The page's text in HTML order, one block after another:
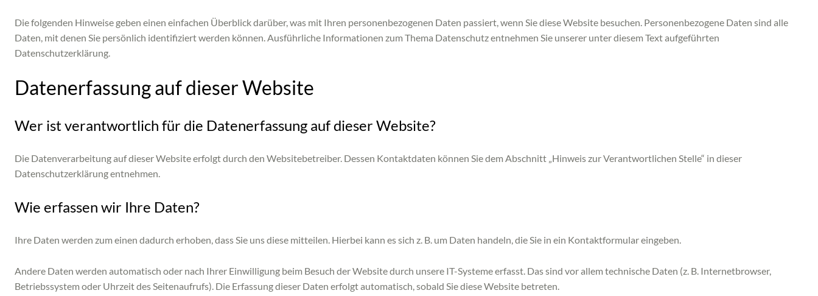
Die folgenden Hinweise geben einen einfachen Überblick darüber, was mit Ihren personenbezogenen Daten passiert, wenn Sie diese Website besuchen. Personenbezogene Daten sind alle
Daten, mit denen Sie persönlich identifiziert werden können. Ausführliche Informationen zum Thema Datenschutz entnehmen Sie unserer unter diesem Text aufgeführten
Datenschutzerklärung.
Datenerfassung auf dieser Website
Wer ist verantwortlich für die Datenerfassung auf dieser Website?
Die Datenverarbeitung auf dieser Website erfolgt durch den Websitebetreiber. Dessen Kontaktdaten können Sie dem Abschnitt „Hinweis zur Verantwortlichen Stelle“ in dieser
Datenschutzerklärung entnehmen.
Wie erfassen wir Ihre Daten?
Ihre Daten werden zum einen dadurch erhoben, dass Sie uns diese mitteilen. Hierbei kann es sich z. B. um Daten handeln, die Sie in ein Kontaktformular eingeben.
Andere Daten werden automatisch oder nach Ihrer Einwilligung beim Besuch der Website durch unsere IT-Systeme erfasst. Das sind vor allem technische Daten (z. B. Internetbrowser,
Betriebssystem oder Uhrzeit des Seitenaufrufs). Die Erfassung dieser Daten erfolgt automatisch, sobald Sie diese Website betreten.